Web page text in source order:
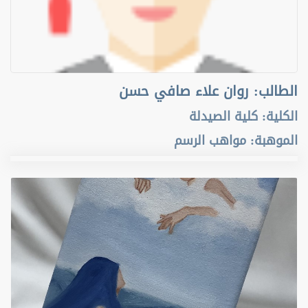
الطالب: روان علاء صافي حسن
الكلية: كلية الصيدلة
الموهبة: مواهب الرسم